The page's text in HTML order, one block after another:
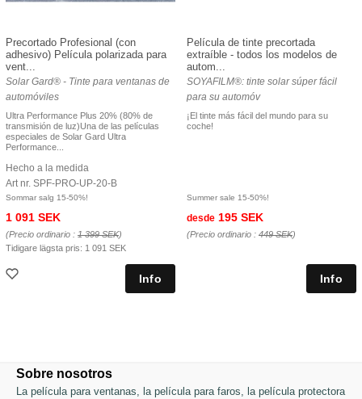
Precortado Profesional (con
adhesivo) Película polarizada para
vent...
Solar Gard® - Tinte para ventanas de
automóviles
Ultra Performance Plus 20% (80% de
transmisión de luz)Una de las películas
especiales de Solar Gard Ultra
Performance...
Hecho a la medida
Art nr. SPF-PRO-UP-20-B
Sommar salg 15-50%!
1 091 SEK
(Precio ordinario : 1 399 SEK)
Tidigare lägsta pris: 1 091 SEK
Película de tinte precortada
extraíble - todos los modelos de
autom...
SOYAFILM®: tinte solar súper fácil
para su automóv
¡El tinte más fácil del mundo para su
coche!
Summer sale 15-50%!
desde 195 SEK
(Precio ordinario : 449 SEK)
Sobre nosotros
La película para ventanas, la película para faros, la película protectora